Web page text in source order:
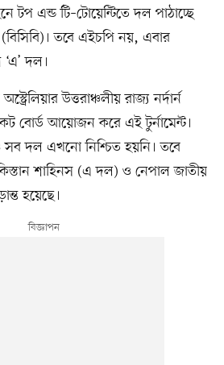
টপ এন্ড টি–টোয়েন্টিতে দল পাঠাচ্ছে
(বিসিবি)। তবে এইচপি নয়, এবার
‘এ’ দল।
উত্তরাঞ্চলীয় রাজ্য নর্দার্ন
বোর্ড আয়োজন করে এই টুর্নামেন্ট।
দল এখনো নিশ্চিত হয়নি। তবে
শাহিনস (এ দল) ও নেপাল জাতীয়
হয়েছে।